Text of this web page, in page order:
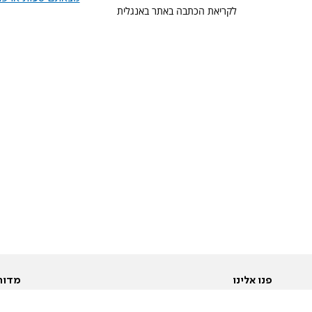
לקריאת הכתבה באתר באנגלית
פנו אלינו